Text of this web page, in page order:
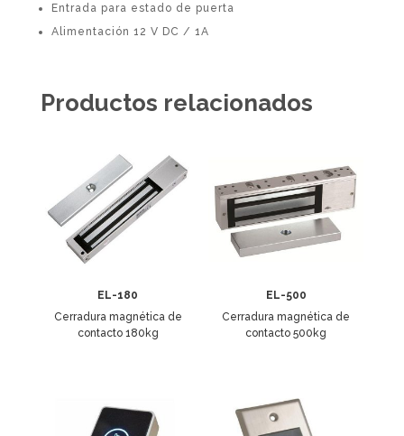
Entrada para estado de puerta
Alimentación 12 V DC / 1A
Productos relacionados
EL-180
Cerradura magnética de
contacto 180kg
EL-500
Cerradura magnética de
contacto 500kg